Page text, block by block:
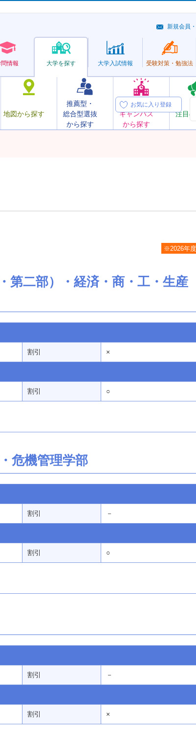
情報 大学を探す
地図から探す
推薦型・
総合型選抜
から探す
オープン
キャンパス
から探す
注目
大学入試情報 受験対策・ 勉強法
新規会員
お気に入り登録
※2026年
第二部）・経済・商・工・生産
割引 ×
割引 ○
危機管理学部
割引 －
割引 ○
割引 －
割引 ×